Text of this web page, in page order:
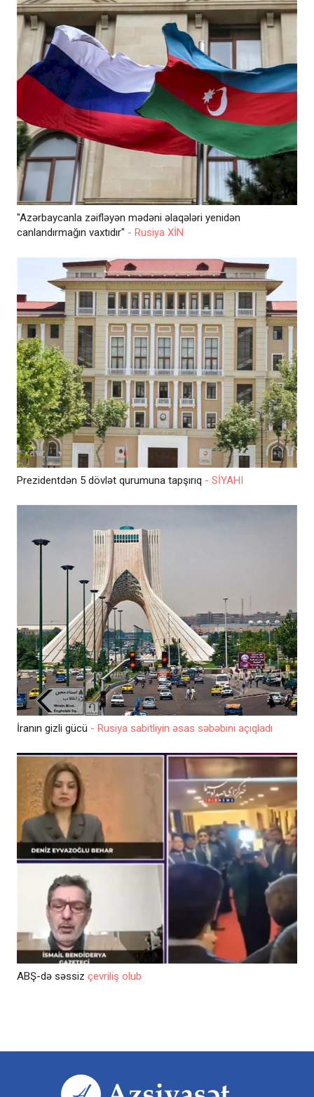
"Azərbaycanla zəifləyən mədəni əlaqələri yenidən
canlandırmağın vaxtıdır" - Rusiya XİN
Prezidentdən 5 dövlət qurumuna tapşırıq - SİYAHI
İranın gizli gücü - Rusiya sabitliyin əsas səbəbini açıqladı
ABŞ-də səssiz çevriliş olub